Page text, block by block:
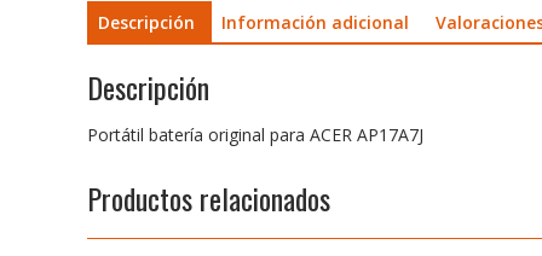
Descripción Información adicional
Descripción
Portátil batería original para ACER AP17A7J
Productos relacionados